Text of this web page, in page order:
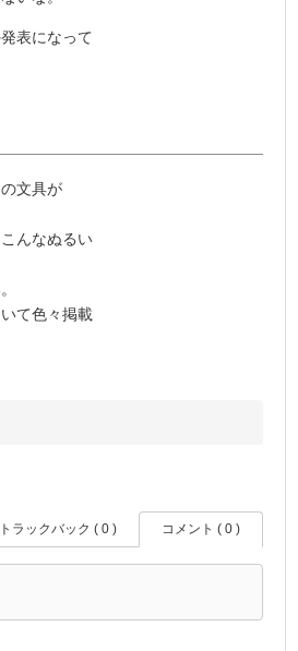
表になって
文具が
んなぬるい
て色々掲載
トラックバック ( 0 ) コメント ( 0 )